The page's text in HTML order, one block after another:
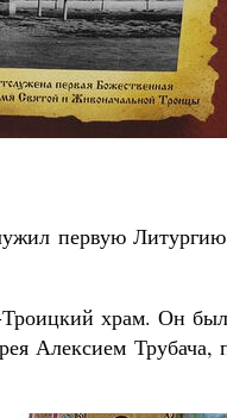
первую
храм. Он был
Алексием Трубача,